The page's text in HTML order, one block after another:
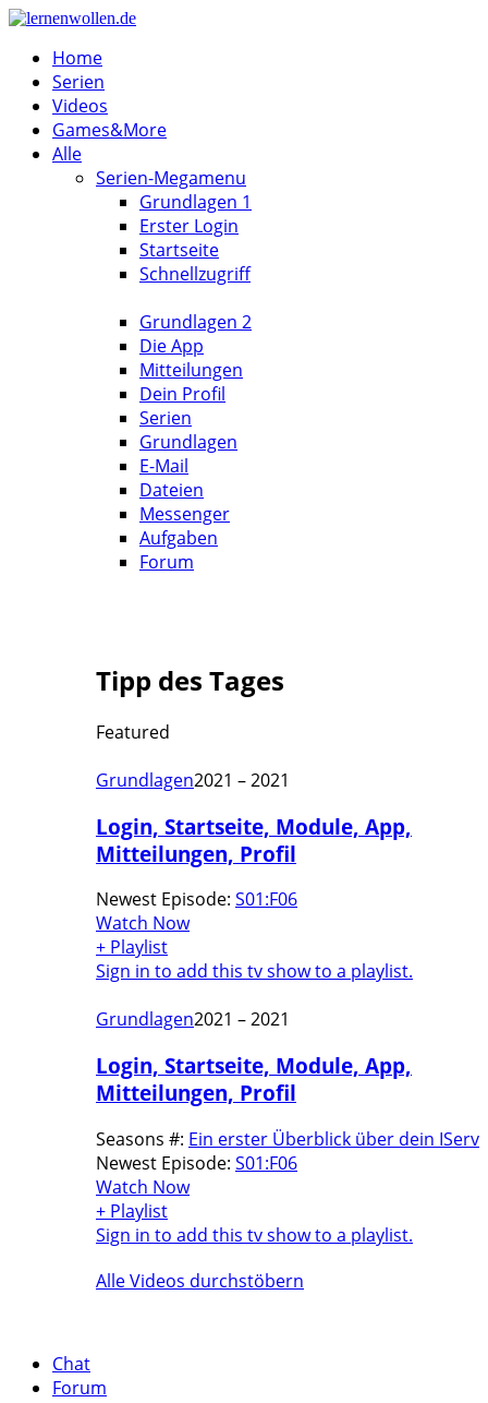
Home
Serien
Videos
Games&More
Alle
Serien-Megamenu
Grundlagen 1
Erster Login
Startseite
Schnellzugriff
Grundlagen 2
Die App
Mitteilungen
Dein Profil
Serien
Grundlagen
E-Mail
Dateien
Messenger
Aufgaben
Forum
Tipp des Tages
Featured
Grundlagen2021 – 2021
Login, Startseite, Module, App,
Mitteilungen, Profil
Newest Episode: S01:F06
Watch Now
+ Playlist
Sign in to add this tv show to a playlist.
Grundlagen2021 – 2021
Login, Startseite, Module, App,
Mitteilungen, Profil
Seasons #: Ein erster Überblick über dein IServ
Newest Episode: S01:F06
Watch Now
+ Playlist
Sign in to add this tv show to a playlist.
Alle Videos durchstöbern
Chat
Forum